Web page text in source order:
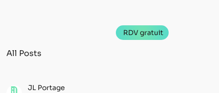
RDV gratuit
All Posts
JL Portage